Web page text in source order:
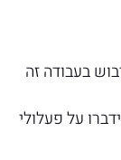
בעבודה זה
על פעלולי